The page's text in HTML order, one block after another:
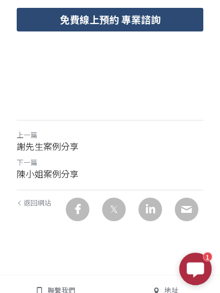
免費線上預約 專業諮詢
上一篇
謝先生案例分享
下一篇
陳小姐案例分享
返回網站
1
聯繫我們 地址